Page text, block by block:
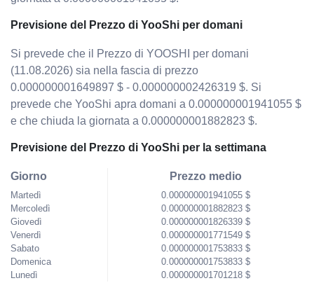
Previsione del Prezzo di YooShi per domani
Si prevede che il Prezzo di YOOSHI per domani
(11.08.2026) sia nella fascia di prezzo
0.000000001649897 $ - 0.000000002426319 $. Si
prevede che YooShi apra domani a 0.000000001941055 $
e che chiuda la giornata a 0.000000001882823 $.
Previsione del Prezzo di YooShi per la settimana
Giorno
Martedì
Mercoledì
Giovedì
Venerdì
Sabato
Domenica
Lunedì
Prezzo medio
0.000000001941055 $
0.000000001882823 $
0.000000001826339 $
0.000000001771549 $
0.000000001753833 $
0.000000001753833 $
0.000000001701218 $